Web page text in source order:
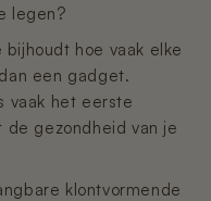
legen?
bijhoudt hoe vaak elke
een gadget.
vaak het eerste
gezondheid van je
klontvormende